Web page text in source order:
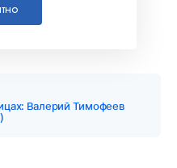
Валерий Тимофеев